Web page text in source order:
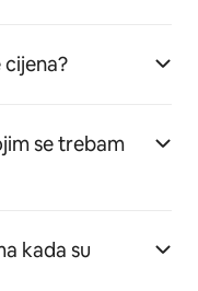
se trebam
kada su